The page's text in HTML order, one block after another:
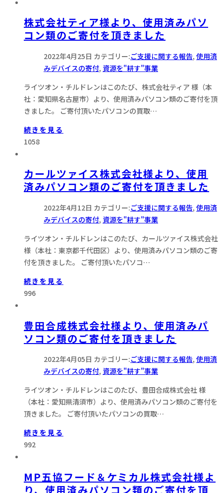
株式会社ティア様より、使用済みパソ
コン類のご寄付を頂きました
2022年4月25日 カテゴリー:ご支援に関する報告, 使用済
みデバイスの寄付, 資源を"耕す"事業
ライツオン・チルドレンはこのたび、株式会社ティア 様（本
社：愛知県名古屋市）より、使用済みパソコン類のご寄付を頂
きました。 ご寄付頂いたパソコンの買取…
続きを見る
1058
カールツァイス株式会社様より、使用
済みパソコン類のご寄付を頂きました
2022年4月12日 カテゴリー:ご支援に関する報告, 使用済
みデバイスの寄付, 資源を"耕す"事業
ライツオン・チルドレンはこのたび、カールツァイス株式会社
様（本社：東京都千代田区）より、使用済みパソコン類のご寄
付を頂きました。 ご寄付頂いたパソコ…
続きを見る
996
豊田合成株式会社様より、使用済みパ
ソコン類のご寄付を頂きました
2022年4月05日 カテゴリー:ご支援に関する報告, 使用済
みデバイスの寄付, 資源を"耕す"事業
ライツオン・チルドレンはこのたび、豊田合成株式会社 様
（本社：愛知県清須市）より、使用済みパソコン類のご寄付を
頂きました。 ご寄付頂いたパソコンの買取…
続きを見る
992
MP五協フード＆ケミカル株式会社様よ
り、使用済みパソコン類のご寄付を頂